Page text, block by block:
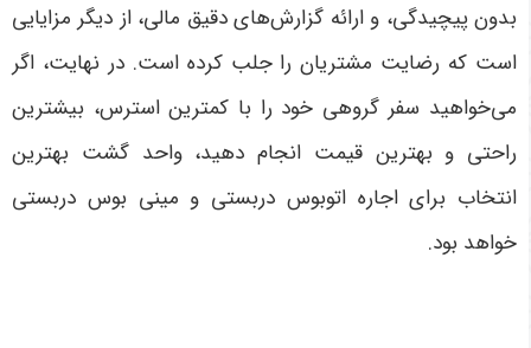
بدون پیچیدگی، و ارائه گزارش‌های دقیق مالی، از دیگر مزایایی
است که رضایت مشتریان را جلب کرده است. در نهایت، اگر
می‌خواهید سفر گروهی خود را با کمترین استرس، بیشترین
راحتی و بهترین قیمت انجام دهید، واحد گشت بهترین
انتخاب برای اجاره اتوبوس دربستی و مینی بوس دربستی
خواهد بود.